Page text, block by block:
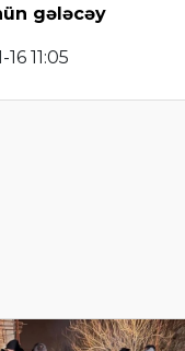
gələcəy
16 11:05